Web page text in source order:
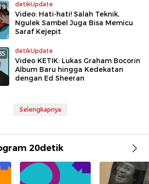
detikUpdate
Video: Hati-hati! Salah Teknik,
Ngulek Sambel Juga Bisa Memicu
Saraf Kejepit
detikUpdate
Video KETIK: Lukas Graham Bocorin
Album Baru hingga Kedekatan
dengan Ed Sheeran
Selengkapnya
20detik